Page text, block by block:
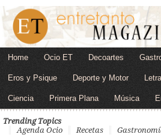
Home Ocio ET Decoartes
Eros y Psique Deporte y Motor
Ciencia Primera Plana Música
Trending Topics
Agenda Ocio
Recetas